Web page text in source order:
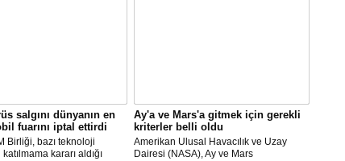
salgını dünyanın en
fuarını iptal ettirdi
Birliği, bazı teknoloji
katılmama kararı aldığı
Ay'a ve Mars'a gitmek için gerekli
kriterler belli oldu
Amerikan Ulusal Havacılık ve Uzay
Dairesi (NASA), Ay ve Mars